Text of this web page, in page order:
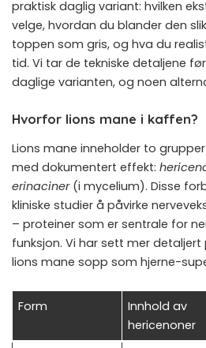
praktisk daglig variant: hvilken
velge, hvordan du blander den
toppen som gris, og hva du
tid. Vi tar de tekniske detaljene
daglige varianten, og noen
Hvorfor lions mane i kaffen?
Lions mane inneholder to
med dokumentert effekt:
erinaciner(i mycelium). Disse
kliniske studier å påvirke
– proteiner som er sentrale for
funksjon. Vi har sett mer detaljert
lions mane sopp som hjerne-
Form
Innhold av
hericenoner